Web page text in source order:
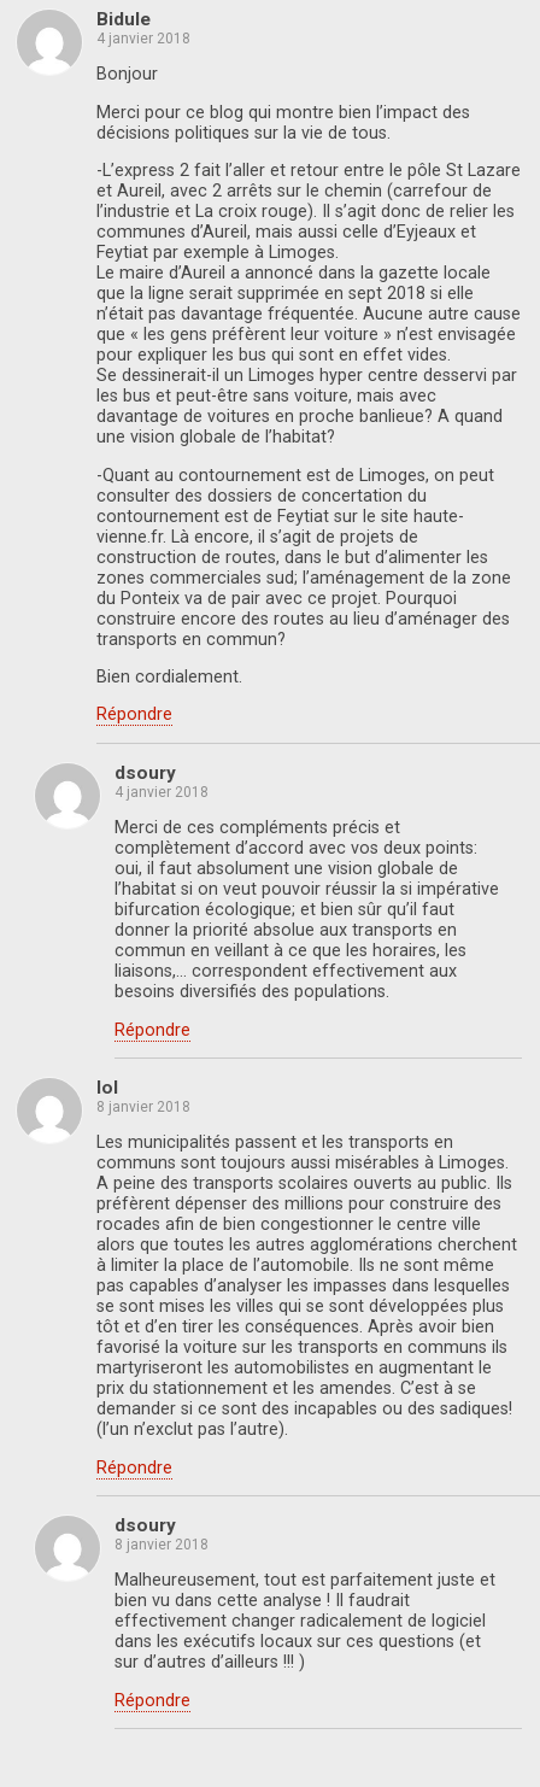
Bidule
4 janvier 2018
Bonjour
Merci pour ce blog qui montre bien l’impact des
décisions politiques sur la vie de tous.
-L’express 2 fait l’aller et retour entre le pôle St Lazare
et Aureil, avec 2 arrêts sur le chemin (carrefour de
l’industrie et La croix rouge). Il s’agit donc de relier les
communes d’Aureil, mais aussi celle d’Eyjeaux et
Feytiat par exemple à Limoges.
Le maire d’Aureil a annoncé dans la gazette locale
que la ligne serait supprimée en sept 2018 si elle
n’était pas davantage fréquentée. Aucune autre cause
que « les gens préfèrent leur voiture » n’est envisagée
pour expliquer les bus qui sont en effet vides.
Se dessinerait-il un Limoges hyper centre desservi par
les bus et peut-être sans voiture, mais avec
davantage de voitures en proche banlieue? A quand
une vision globale de l’habitat?
-Quant au contournement est de Limoges, on peut
consulter des dossiers de concertation du
contournement est de Feytiat sur le site haute-
vienne.fr. Là encore, il s’agit de projets de
construction de routes, dans le but d’alimenter les
zones commerciales sud; l’aménagement de la zone
du Ponteix va de pair avec ce projet. Pourquoi
construire encore des routes au lieu d’aménager des
transports en commun?
Bien cordialement.
Répondre
dsoury
4 janvier 2018
Merci de ces compléments précis et
complètement d’accord avec vos deux points:
oui, il faut absolument une vision globale de
l’habitat si on veut pouvoir réussir la si impérative
bifurcation écologique; et bien sûr qu’il faut
donner la priorité absolue aux transports en
commun en veillant à ce que les horaires, les
liaisons,… correspondent effectivement aux
besoins diversifiés des populations.
Répondre
lol
8 janvier 2018
Les municipalités passent et les transports en
communs sont toujours aussi misérables à Limoges.
A peine des transports scolaires ouverts au public. Ils
préfèrent dépenser des millions pour construire des
rocades afin de bien congestionner le centre ville
alors que toutes les autres agglomérations cherchent
à limiter la place de l’automobile. Ils ne sont même
pas capables d’analyser les impasses dans lesquelles
se sont mises les villes qui se sont développées plus
tôt et d’en tirer les conséquences. Après avoir bien
favorisé la voiture sur les transports en communs ils
martyriseront les automobilistes en augmentant le
prix du stationnement et les amendes. C’est à se
demander si ce sont des incapables ou des sadiques!
(l’un n’exclut pas l’autre).
Répondre
dsoury
8 janvier 2018
Malheureusement, tout est parfaitement juste et
bien vu dans cette analyse ! Il faudrait
effectivement changer radicalement de logiciel
dans les exécutifs locaux sur ces questions (et
sur d’autres d’ailleurs !!! )
Répondre